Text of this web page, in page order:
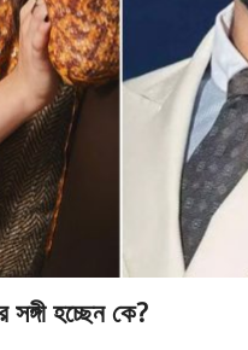
সঙ্গী হচ্ছেন কে?